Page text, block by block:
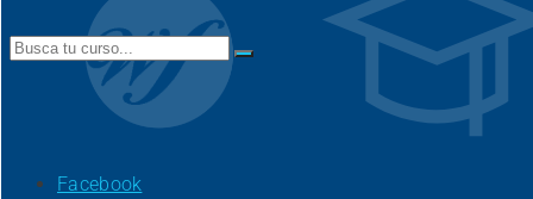
Search
Facebook